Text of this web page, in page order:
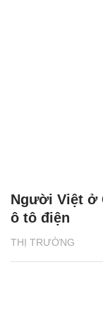
THỊ TRƯỜNG
Người Việt ở
ô tô điện